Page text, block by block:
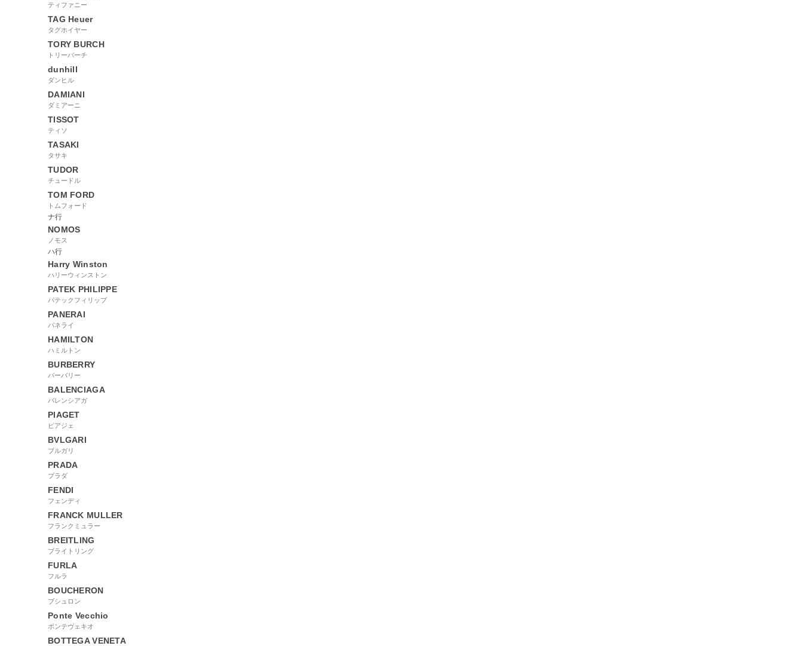
ティファニー
TAG Heuer
タグホイヤー
TORY BURCH
トリーバーチ
dunhill
ダンヒル
DAMIANI
ダミアーニ
TISSOT
ティソ
TASAKI
タサキ
TUDOR
チュードル
TOM FORD
トムフォード
ナ行
NOMOS
ノモス
ハ行
Harry Winston
ハリーウィンストン
PATEK PHILIPPE
パテックフィリップ
PANERAI
パネライ
HAMILTON
ハミルトン
BURBERRY
バーバリー
BALENCIAGA
バレンシアガ
PIAGET
ピアジェ
BVLGARI
ブルガリ
PRADA
プラダ
FENDI
フェンディ
FRANCK MULLER
フランクミュラー
BREITLING
ブライトリング
FURLA
フルラ
BOUCHERON
ブシュロン
Ponte Vecchio
ポンテヴェキオ
BOTTEGA VENETA